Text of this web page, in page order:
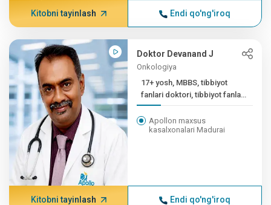
Kitobni tayinlash Endi qo'ng'iroq
Doktor Devanand J
Onkologiya
17+ yosh, MBBS, tibbiyot
fanlari doktori, tibbiyot fanlari
doktori (...
Apollon maxsus
kasalxonalari Madurai
Kitobni tayinlash Endi qo'ng'iroq